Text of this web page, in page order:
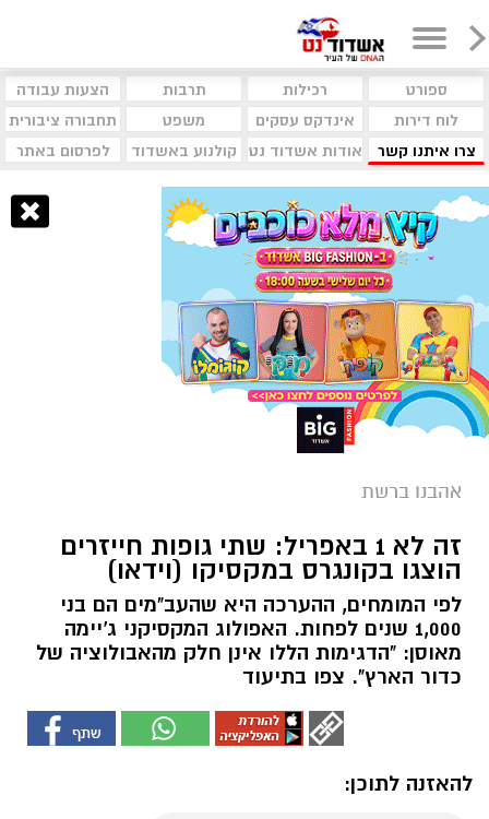
ספורט רכילות תרבות
הצעות עבודה
לוח דירות
אינדקס עסקים משפט
תחבורה ציבורית
צרו איתנו קשר
אודות אשדוד נט קולנוע באשדוד לפרסום באתר
אהבנו ברשת
זה לא 1 באפריל: שתי גופות חייזרים
הוצגו בקונגרס במקסיקו (וידאו)
לפי המומחים, ההערכה היא שהעב"מים הם בני
1,000 שנים לפחות. האפולוג המקסיקני ג'יימה
מאוסן: "הדגימות הללו אינן חלק מהאבולוציה של
כדור הארץ". צפו בתיעוד
להאזנה לתוכן: